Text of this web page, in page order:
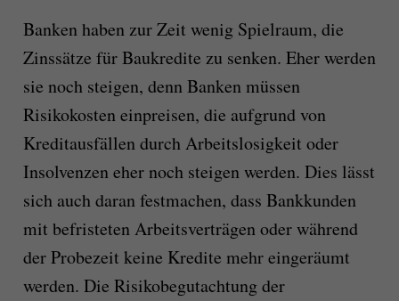
Banken haben zur Zeit wenig Spielraum, die
Zinssätze für Baukredite zu senken. Eher werden
sie noch steigen, denn Banken müssen
Risikokosten einpreisen, die aufgrund von
Kreditausfällen durch Arbeitslosigkeit oder
Insolvenzen eher noch steigen werden. Dies lässt
sich auch daran festmachen, dass Bankkunden
mit befristeten Arbeitsverträgen oder während
der Probezeit keine Kredite mehr eingeräumt
werden. Die Risikobegutachtung der